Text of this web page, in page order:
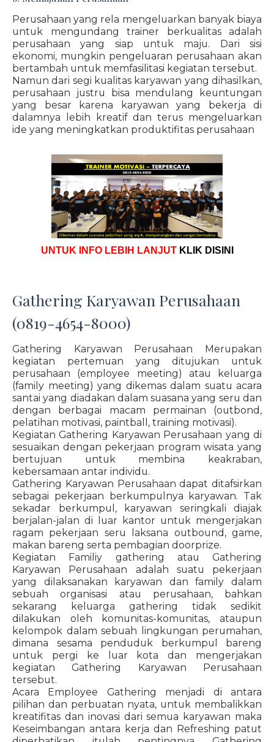
Perusahaan yang rela mengeluarkan banyak biaya
untuk mengundang trainer berkualitas adalah
perusahaan yang siap untuk maju. Dari sisi
ekonomi, mungkin pengeluaran perusahaan akan
bertambah untuk memfasilitasi kegiatan tersebut.
Namun dari segi kualitas karyawan yang dihasilkan,
perusahaan justru bisa mendulang keuntungan
yang besar karena karyawan yang bekerja di
dalamnya lebih kreatif dan terus mengeluarkan
ide yang meningkatkan produktifitas perusahaan
UNTUK INFO LEBIH LANJUT KLIK DISINI
Gathering Karyawan Perusahaan
(0819-4654-8000)
Gathering Karyawan Perusahaan Merupakan
kegiatan pertemuan yang ditujukan untuk
perusahaan (employee meeting) atau keluarga
(family meeting) yang dikemas dalam suatu acara
santai yang diadakan dalam suasana yang seru dan
dengan berbagai macam permainan (outbond,
pelatihan motivasi, paintball, training motivasi).
Kegiatan Gathering Karyawan Perusahaan yang di
sesuaikan dengan pekerjaan program wisata yang
bertujuan untuk membina keakraban,
kebersamaan antar individu.
Gathering Karyawan Perusahaan dapat ditafsirkan
sebagai pekerjaan berkumpulnya karyawan. Tak
sekadar berkumpul, karyawan seringkali diajak
berjalan-jalan di luar kantor untuk mengerjakan
ragam pekerjaan seru laksana outbound, game,
makan bareng serta pembagian doorprize.
Kegiatan Familiy gathering atau Gathering
Karyawan Perusahaan adalah suatu pekerjaan
yang dilaksanakan karyawan dan family dalam
sebuah organisasi atau perusahaan, bahkan
sekarang keluarga gathering tidak sedikit
dilakukan oleh komunitas-komunitas, ataupun
kelompok dalam sebuah lingkungan perumahan,
dimana sesama penduduk berkumpul bareng
untuk pergi ke luar kota dan mengerjakan
kegiatan Gathering Karyawan Perusahaan
tersebut.
Acara Employee Gathering menjadi di antara
pilihan dan perbuatan nyata, untuk membalikkan
kreatifitas dan inovasi dari semua karyawan maka
Keseimbangan antara kerja dan Refreshing patut